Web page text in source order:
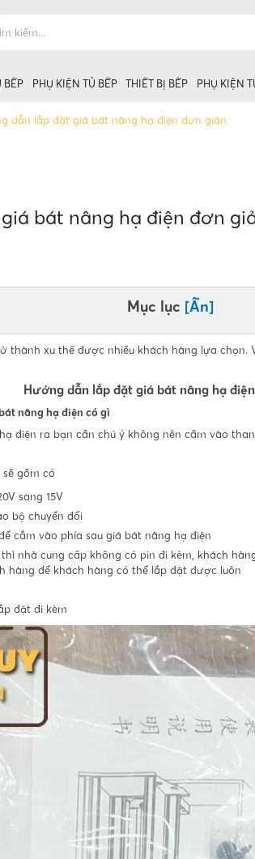
BẾP PHỤ KIỆN TỦ BẾP
Giá úp bát tủ dưới
THIẾT BỊ BẾP PHỤ KIỆN
dẫn lắp đặt giá bát nâng hạ điện đơn giản
bát nâng hạ điện đơn
Mục lục [Ẩn]
thành xu thế được nhiều khách hàng lựa chọn.
Hướng dẫn lắp đặt giá bát nâng hạ
nâng hạ điện có gì
điện ra bạn cần chú ý không nên cầm vào
gồm có
sang 15V
bộ chuyển đổi
cắm vào phía sau giá bát nâng hạ điện
nhà cung cấp không có pin đi kèm, khách
hàng để khách hàng có thể lắp đặt được luôn
đặt đi kèm